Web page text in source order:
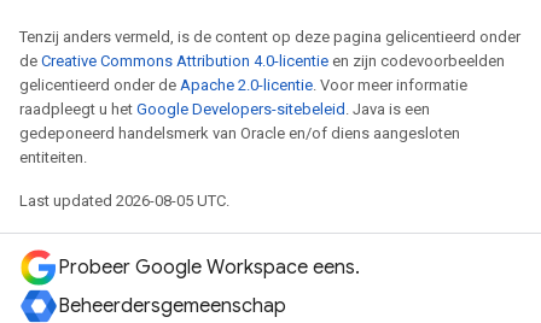
Tenzij anders vermeld, is de content op deze pagina gelicentieerd onder
de Creative Commons Attribution 4.0-licentie en zijn codevoorbeelden
gelicentieerd onder de Apache 2.0-licentie . Voor meer informatie
raadpleegt u het Google Developers-sitebeleid . Java is een
gedeponeerd handelsmerk van Oracle en/of diens aangesloten
entiteiten.
Last updated 2026-08-05 UTC.
Probeer Google Workspace eens.
Beheerdersgemeenschap